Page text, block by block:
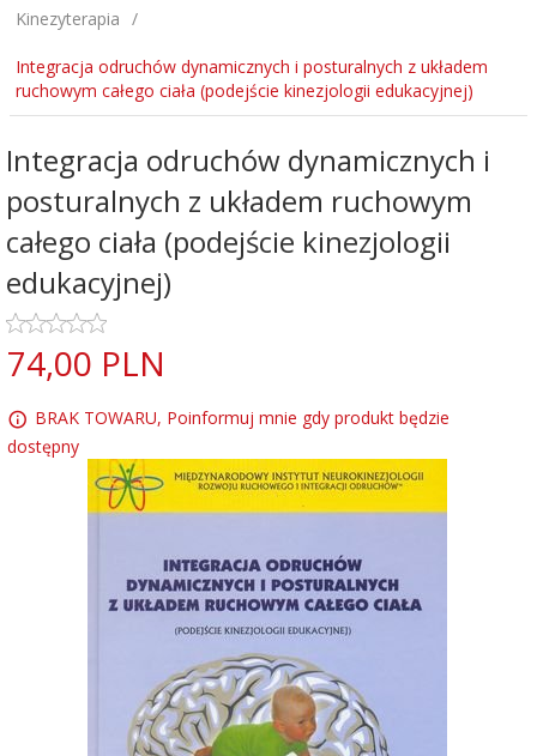
Kinezyterapia
Integracja odruchów dynamicznych i posturalnych z układem
ruchowym całego ciała (podejście kinezjologii edukacyjnej)
Integracja odruchów dynamicznych i
posturalnych z układem ruchowym
całego ciała (podejście kinezjologii
edukacyjnej)
74,00 PLN
BRAK TOWARU, Poinformuj mnie gdy produkt będzie
dostępny